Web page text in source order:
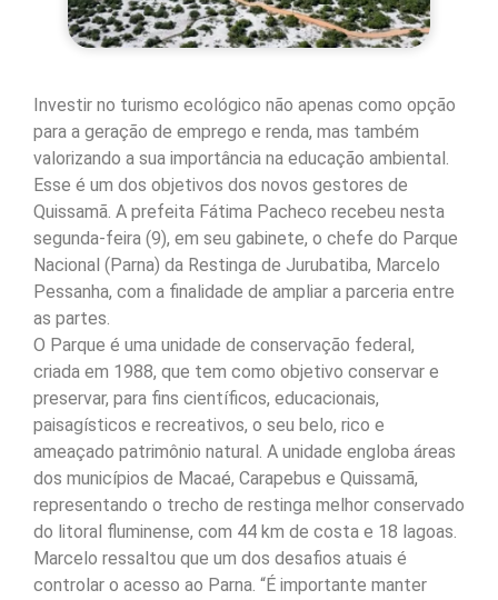
Investir no turismo ecológico não apenas como opção
para a geração de emprego e renda, mas também
valorizando a sua importância na educação ambiental.
Esse é um dos objetivos dos novos gestores de
Quissamã. A prefeita Fátima Pacheco recebeu nesta
segunda-feira (9), em seu gabinete, o chefe do Parque
Nacional (Parna) da Restinga de Jurubatiba, Marcelo
Pessanha, com a finalidade de ampliar a parceria entre
as partes.
O Parque é uma unidade de conservação federal,
criada em 1988, que tem como objetivo conservar e
preservar, para fins científicos, educacionais,
paisagísticos e recreativos, o seu belo, rico e
ameaçado patrimônio natural. A unidade engloba áreas
dos municípios de Macaé, Carapebus e Quissamã,
representando o trecho de restinga melhor conservado
do litoral fluminense, com 44 km de costa e 18 lagoas.
Marcelo ressaltou que um dos desafios atuais é
controlar o acesso ao Parna. “É importante manter